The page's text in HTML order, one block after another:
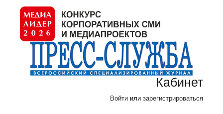
Кабинет
Войти или зарегистрироваться